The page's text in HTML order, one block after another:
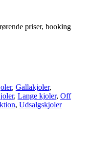
priser, booking
, Gallakjoler,
, Lange kjoler, Off
, Udsalgskjoler